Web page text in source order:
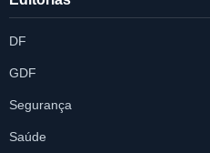
DF
GDF
Segurança
Saúde